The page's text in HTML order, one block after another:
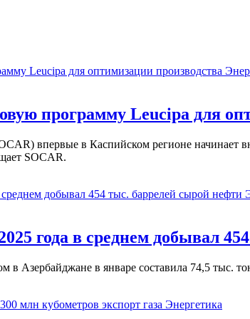
программу Leucipa для
впервые в Каспийском регионе
SOCAR.
года в среднем добывал
в Азербайджане в январе составила 74,5 тыс.
Энергетика